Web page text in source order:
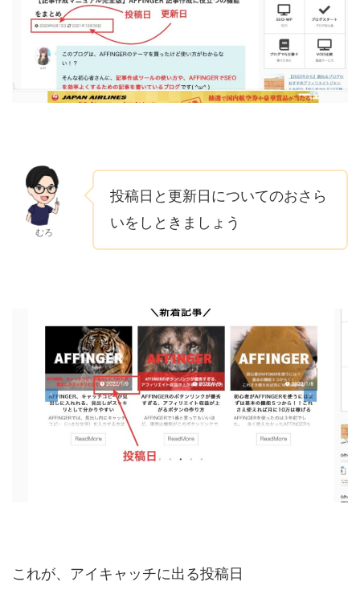
むろ
投稿日と更新日についてのおさら
いをしときましょう
これが、アイキャッチに出る投稿日